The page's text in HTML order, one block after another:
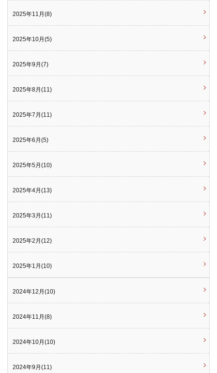
2025年11月(8)
2025年10月(5)
2025年9月(7)
2025年8月(11)
2025年7月(11)
2025年6月(5)
2025年5月(10)
2025年4月(13)
2025年3月(11)
2025年2月(12)
2025年1月(10)
2024年12月(10)
2024年11月(8)
2024年10月(10)
2024年9月(11)